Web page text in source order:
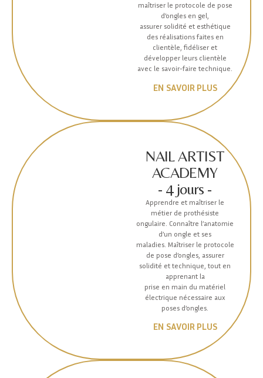
maîtriser le protocole de pose
d’ongles en gel,
assurer solidité et esthétique
des réalisations faites en
clientèle, fidéliser et
développer leurs clientèle
avec le savoir-faire technique.
EN SAVOIR PLUS
NAIL ARTIST
ACADEMY
- 4 jours -
Apprendre et maîtriser le
métier de prothésiste
ongulaire. Connaître l’anatomie
d’un ongle et ses
maladies. Maîtriser le protocole
de pose d’ongles, assurer
solidité et technique, tout en
apprenant la
prise en main du matériel
électrique nécessaire aux
poses d’ongles.
EN SAVOIR PLUS